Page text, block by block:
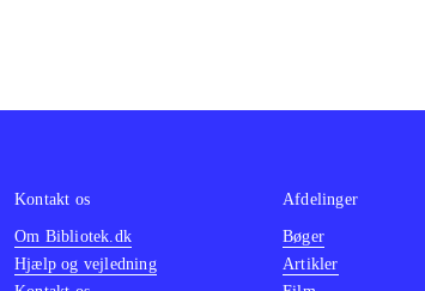
Kontakt os
Om Bibliotek.dk
Hjælp og vejledning
Afdelinger
Bøger
Artikler